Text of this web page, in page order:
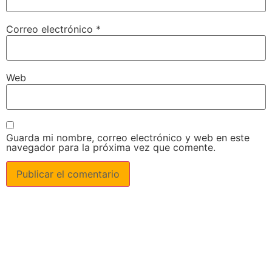
Correo electrónico *
Web
Guarda mi nombre, correo electrónico y web en este
navegador para la próxima vez que comente.